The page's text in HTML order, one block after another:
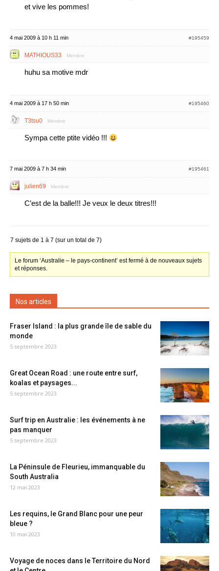
et vive les pommes!
4 mai 2009 à 10 h 11 min #195459
MATHIOUS33 Membre
huhu sa motive mdr
4 mai 2009 à 17 h 50 min #195460
T3tsu0 Membre
Sympa cette ptite vidéo !!!
7 mai 2009 à 7 h 34 min #195461
julien69 Membre
C’est de la balle!!! Je veux le deux titres!!!
7 sujets de 1 à 7 (sur un total de 7)
Le forum ‘Australie – le pays-continent’ est fermé à de nouveaux sujets
et réponses.
Nos articles
Fraser Island : la plus grande île de sable du
monde
5 septembre 2023
Great Ocean Road : une route entre surf,
koalas et paysages...
5 septembre 2023
Surf trip en Australie : les événements à ne
pas manquer
5 septembre 2023
La Péninsule de Fleurieu, immanquable du
South Australia
12 mai 2023
Les requins, le Grand Blanc pour une peur
bleue ?
10 mai 2023
Voyage de noces dans le Territoire du Nord